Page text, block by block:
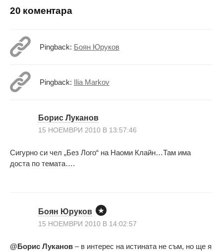
20 коментара
Pingback: Боян Юруков
Pingback: Ilia Markov
Борис Луканов
15 НОЕМВРИ 2010 В 13:57:46
Сигурно си чел „Без Лого“ на Наоми Клайн…Там има
доста по темата….
Боян Юруков
15 НОЕМВРИ 2010 В 14:02:57
@Борис Луканов – в интерес на истината не съм, но ще я